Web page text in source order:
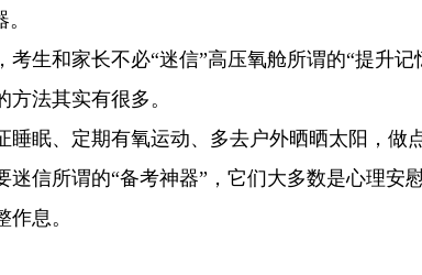
生和家长不必“迷信”高压氧舱所谓的“提升记
法其实有很多。
眠、定期有氧运动、多去户外晒晒太阳，做
信所谓的“备考神器”，它们大多数是心理安
息。